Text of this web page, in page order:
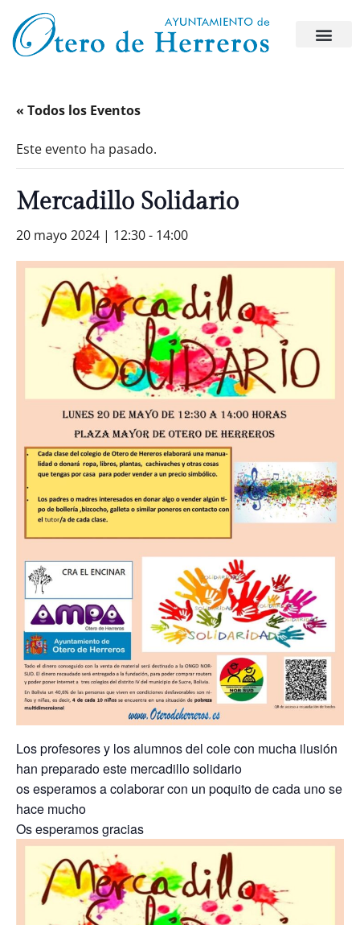
« Todos los Eventos
Este evento ha pasado.
Mercadillo Solidario
20 mayo 2024 | 12:30- 14:00
Los profesores y los alumnos del cole con mucha ilusión
han preparado este mercadillo solidario
os esperamos a colaborar con un poquito de cada uno se
hace mucho
Os esperamos gracias